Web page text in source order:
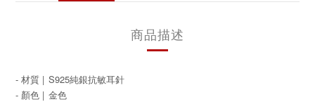
商品描述
- 材質 | S925純銀抗敏耳針
- 顏色 | 金色